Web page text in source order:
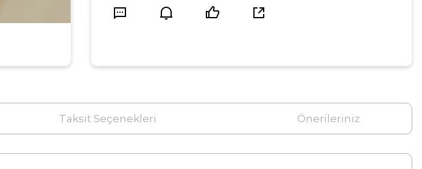
Taksit Seçenekleri Önerileriniz